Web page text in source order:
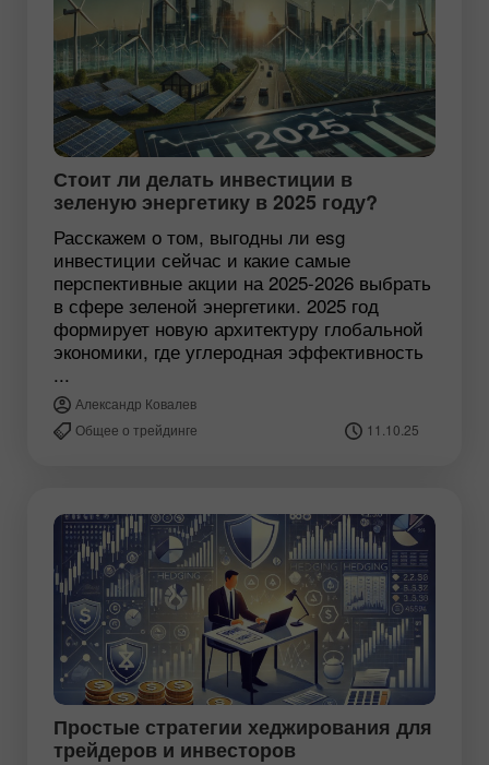
Стоит ли делать инвестиции в
зеленую энергетику в 2025 году?
Расскажем о том, выгодны ли esg
инвестиции сейчас и какие самые
перспективные акции на 2025-2026 выбрать
в сфере зеленой энергетики. 2025 год
формирует новую архитектуру глобальной
экономики, где углеродная эффективность
...
Александр Ковалев
Общее о трейдинге
11.10.25
Простые стратегии хеджирования для
трейдеров и инвесторов